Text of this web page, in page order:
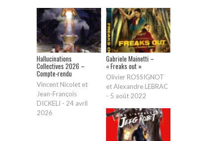
Hallucinations
Collectives 2026 –
Compte-rendu
Vincent Nicolet et
Jean-François
DICKELI - 24 avril
2026
Gabriele Mainetti –
« Freaks out »
Olivier ROSSIGNOT
et Alexandre LEBRAC
- 5 août 2022